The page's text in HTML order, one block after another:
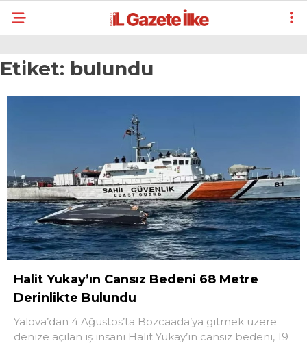
Etiket: bulundu
Halit Yukay’ın Cansız Bedeni 68 Metre
Derinlikte Bulundu
Yalova’dan 4 Ağustos’ta Bozcaada’ya gitmek üzere
denize açılan iş insanı Halit Yukay’ın cansız bedeni, 19